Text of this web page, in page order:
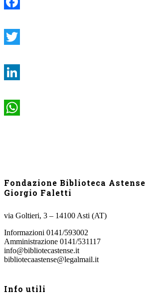
Fondazione Biblioteca Astense
Giorgio Faletti
via Goltieri, 3 – 14100 Asti (AT)
Informazioni 0141/593002
Amministrazione 0141/531117
info@bibliotecastense.it
bibliotecaastense@legalmail.it
Info utili